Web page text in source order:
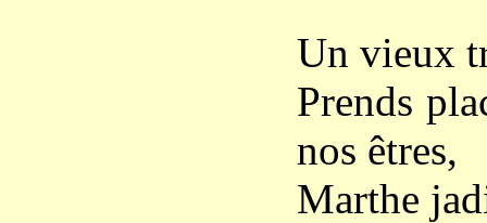
Un vieux
Prends
nos êtres,
Marthe